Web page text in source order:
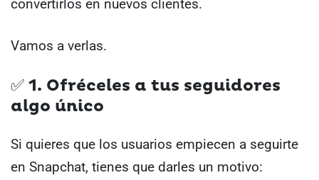
convertirlos en nuevos clientes.
Vamos a verlas.
✅ 1. Ofréceles a tus seguidores
algo único
Si quieres que los usuarios empiecen a seguirte
en Snapchat, tienes que darles un motivo: